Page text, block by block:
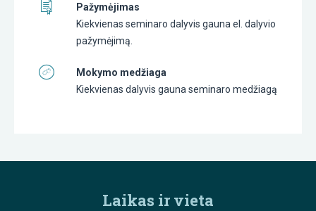
Pažymėjimas
Kiekvienas seminaro dalyvis gauna el. dalyvio
pažymėjimą.
Mokymo medžiaga
Kiekvienas dalyvis gauna seminaro medžiagą
Laikas ir vieta